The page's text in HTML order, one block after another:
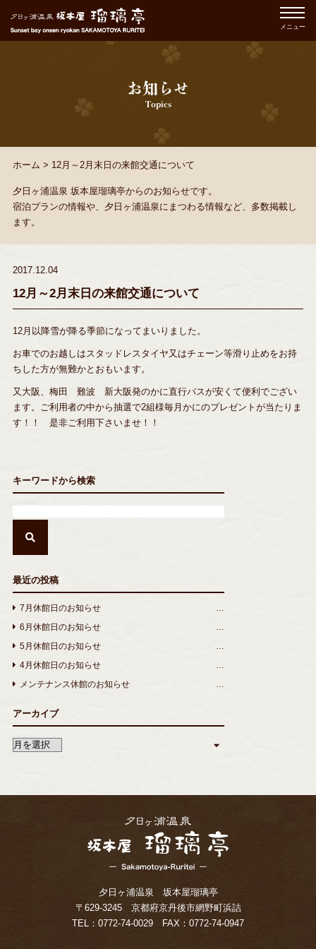
メニュー
お知らせ
Topics
ホーム > 12月～2月末日の来館交通について
夕日ヶ浦温泉 坂本屋瑠璃亭からのお知らせです。
宿泊プランの情報や、夕日ヶ浦温泉にまつわる情報など、多数掲載し
ます。
2017.12.04
12月～2月末日の来館交通について
12月以降雪が降る季節になってまいりました。
お車でのお越しはスタッドレスタイヤ又はチェーン等滑り止めをお持
ちした方が無難かとおもいます。
又大阪、梅田 難波 新大阪発のかに直行バスが安くて便利でござい
ます。ご利用者の中から抽選で2組様毎月かにのプレゼントが当たりま
す！！ 是非ご利用下さいませ！！
キーワードから検索
最近の投稿
7月休館日のお知らせ
6月休館日のお知らせ
5月休館日のお知らせ
4月休館日のお知らせ
メンテナンス休館のお知らせ
アーカイブ
夕日ヶ浦温泉 坂本屋瑠璃亭
〒629-3245 京都府京丹後市網野町浜詰
TEL： 0772-74-0029 FAX：0772-74-0947